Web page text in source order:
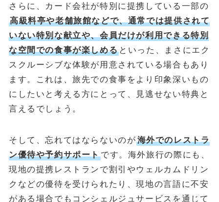
さらに、カード会社が特別に提携している一部の
高級料亭や老舗旅館などで、通常では提供されて
いない特別な献立や、会員だけが利用できる特別
な空間での食事が楽しめる といった、まさにエク
スクルーシブな体験が用意されている場合もあり
ます。これは、旅先での食事をより印象深いもの
にしたいと考える方にとって、見逃せない特典と
言えるでしょう。
そして、忘れてはならないのが海外でのレストラ
ン優待や予約サポートです。海外旅行の際にも、
現地の提携レストランで割引やウェルカムドリン
クなどの優待を受けられたり、現地の言語に不安
がある場合でもコンシェルジュサービスを通じて